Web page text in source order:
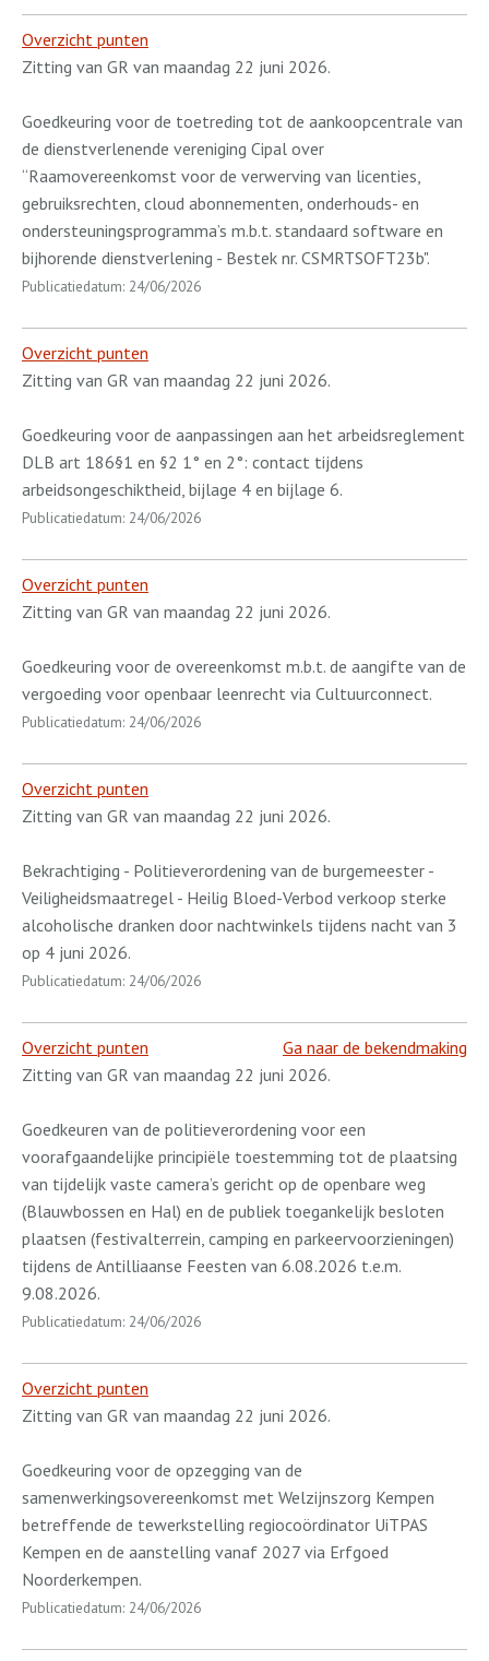
Overzicht punten
Zitting van GR van maandag 22 juni 2026.
Goedkeuring voor de toetreding tot de aankoopcentrale van
de dienstverlenende vereniging Cipal over
“Raamovereenkomst voor de verwerving van licenties,
gebruiksrechten, cloud abonnementen, onderhouds- en
ondersteuningsprogramma’s m.b.t. standaard software en
bijhorende dienstverlening - Bestek nr. CSMRTSOFT23b".
Publicatiedatum: 24/06/2026
Overzicht punten
Zitting van GR van maandag 22 juni 2026.
Goedkeuring voor de aanpassingen aan het arbeidsreglement
DLB art 186§1 en §2 1° en 2°: contact tijdens
arbeidsongeschiktheid, bijlage 4 en bijlage 6.
Publicatiedatum: 24/06/2026
Overzicht punten
Zitting van GR van maandag 22 juni 2026.
Goedkeuring voor de overeenkomst m.b.t. de aangifte van de
vergoeding voor openbaar leenrecht via Cultuurconnect.
Publicatiedatum: 24/06/2026
Overzicht punten
Zitting van GR van maandag 22 juni 2026.
Bekrachtiging - Politieverordening van de burgemeester -
Veiligheidsmaatregel - Heilig Bloed-Verbod verkoop sterke
alcoholische dranken door nachtwinkels tijdens nacht van 3
op 4 juni 2026.
Publicatiedatum: 24/06/2026
Overzicht punten
Ga naar de bekendmaking
Zitting van GR van maandag 22 juni 2026.
Goedkeuren van de politieverordening voor een
voorafgaandelijke principiële toestemming tot de plaatsing
van tijdelijk vaste camera’s gericht op de openbare weg
(Blauwbossen en Hal) en de publiek toegankelijk besloten
plaatsen (festivalterrein, camping en parkeervoorzieningen)
tijdens de Antilliaanse Feesten van 6.08.2026 t.e.m.
9.08.2026.
Publicatiedatum: 24/06/2026
Overzicht punten
Zitting van GR van maandag 22 juni 2026.
Goedkeuring voor de opzegging van de
samenwerkingsovereenkomst met Welzijnszorg Kempen
betreffende de tewerkstelling regiocoördinator UiTPAS
Kempen en de aanstelling vanaf 2027 via Erfgoed
Noorderkempen.
Publicatiedatum: 24/06/2026